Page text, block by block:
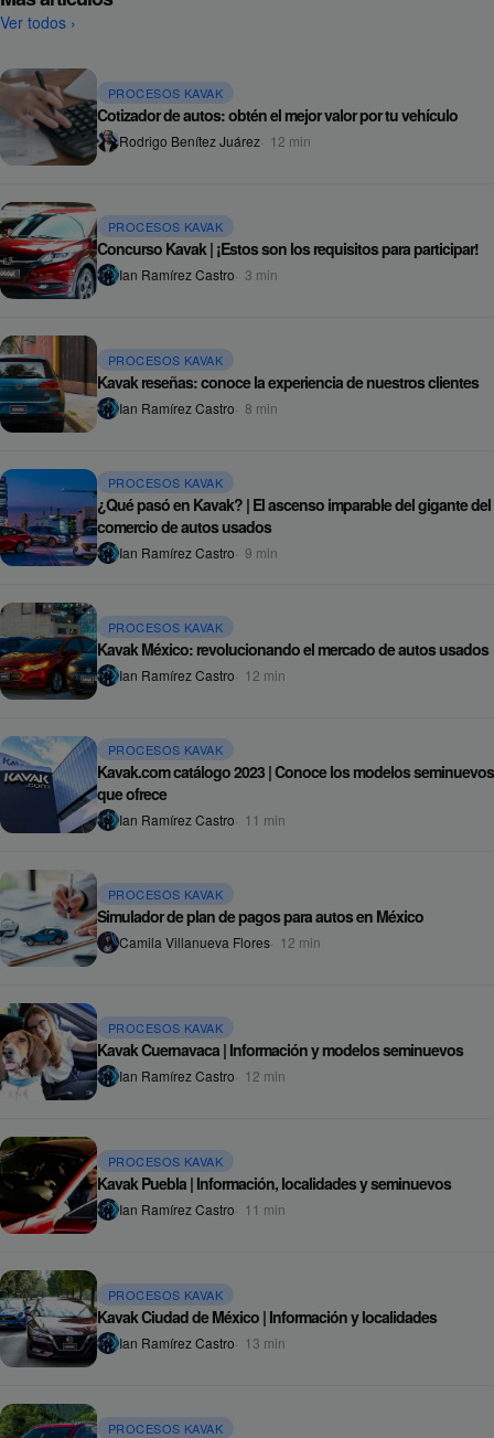
Ver todos ›
PROCESOS KAVAK
Cotizador de autos: obtén el mejor valor por tu vehículo
Rodrigo Benítez Juárez 12 min
PROCESOS KAVAK
Concurso Kavak | ¡Estos son los requisitos para participar!
Ian Ramírez Castro 3 min
PROCESOS KAVAK
Kavak reseñas: conoce la experiencia de nuestros clientes
Ian Ramírez Castro 8 min
PROCESOS KAVAK
¿Qué pasó en Kavak? | El ascenso imparable del gigante del
comercio de autos usados
Ian Ramírez Castro 9 min
PROCESOS KAVAK
Kavak México: revolucionando el mercado de autos usados
Ian Ramírez Castro 12 min
PROCESOS KAVAK
Kavak.com catálogo 2023 | Conoce los modelos seminuevos
que ofrece
Ian Ramírez Castro 11 min
PROCESOS KAVAK
Simulador de plan de pagos para autos en México
Camila Villanueva Flores 12 min
PROCESOS KAVAK
Kavak Cuernavaca | Información y modelos seminuevos
Ian Ramírez Castro 12 min
PROCESOS KAVAK
Kavak Puebla | Información, localidades y seminuevos
Ian Ramírez Castro 11 min
PROCESOS KAVAK
Kavak Ciudad de México | Información y localidades
Ian Ramírez Castro 13 min
PROCESOS KAVAK